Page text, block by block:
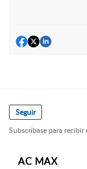
Seguir
Subscríbase para
AC MAX